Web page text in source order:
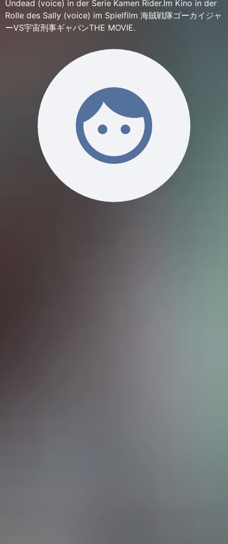
Undead (voice) in der Serie Kamen Rider.Im Kino in der
Rolle des Sally (voice) im Spielfilm 海賊戦隊ゴーカイジャ
ーVS宇宙刑事ギャバンTHE MOVIE.